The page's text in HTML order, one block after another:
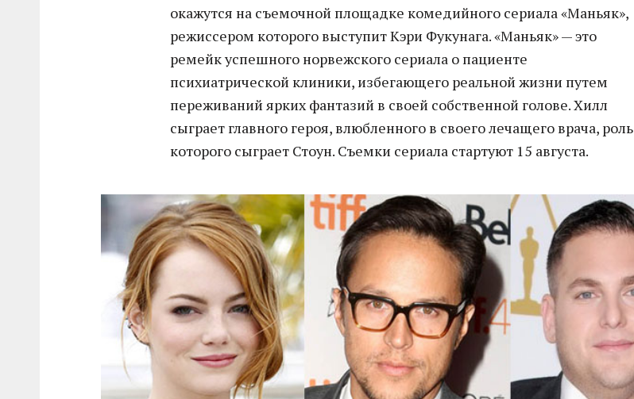
окажутся на съемочной площадке комедийного сериала «Маньяк»,
режиссером которого выступит Кэри Фукунага. «Маньяк» — это
ремейк успешного норвежского сериала о пациенте
психиатрической клиники, избегающего реальной жизни путем
переживаний ярких фантазий в своей собственной голове. Хилл
сыграет главного героя, влюбленного в своего лечащего врача, роль
которого сыграет Стоун. Съемки сериала стартуют 15 августа.